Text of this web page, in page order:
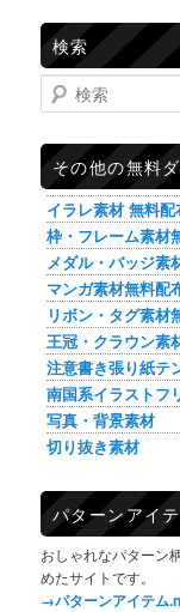
検索
検索
その他の無料
イラレ素材 無料配
枠・フレーム素材
メダル・バッジ素
マンガ素材無料配
リボン・タグ素材
王冠・クラウン素
注意書き張り紙テ
南国系イラストフ
写真・背景素材
切り抜き素材
パターンアイ
おしゃれなパターン
めたサイトです。
→パターンアイテム